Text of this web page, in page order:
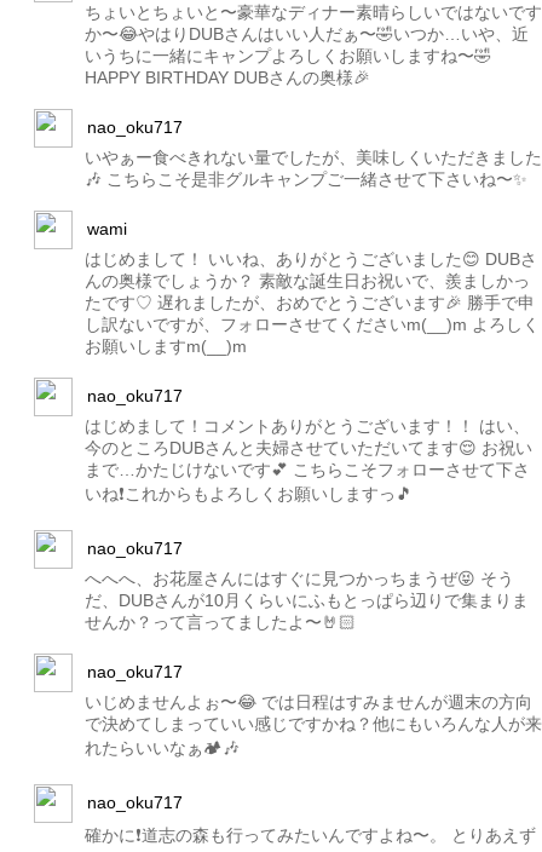
ちょいとちょいと〜豪華なディナー素晴らしいではないです
か〜😂やはりDUBさんはいい人だぁ〜🤣いつか…いや、近
いうちに一緒にキャンプよろしくお願いしますね〜🤣
HAPPY BIRTHDAY DUBさんの奥様🎉
nao_oku717
いやぁー食べきれない量でしたが、美味しくいただきました
🎶 こちらこそ是非グルキャンプご一緒させて下さいね〜✨
wami
はじめまして！ いいね、ありがとうございました😊 DUBさ
んの奥様でしょうか？ 素敵な誕生日お祝いで、羨ましかっ
たです♡ 遅れましたが、おめでとうございます🎉 勝手で申
し訳ないですが、フォローさせてくださいm(__)m よろしく
お願いしますm(__)m
nao_oku717
はじめまして！コメントありがとうございます！！ はい、
今のところDUBさんと夫婦させていただいてます😌 お祝い
まで…かたじけないです💕 こちらこそフォローさせて下さ
いね❗️これからもよろしくお願いしますっ🎵
nao_oku717
へへへ、お花屋さんにはすぐに見つかっちまうぜ😝 そう
だ、DUBさんが10月くらいにふもとっぱら辺りで集まりま
せんか？って言ってましたよ〜🤘🏻
nao_oku717
いじめませんよぉ〜😂 では日程はすみませんが週末の方向
で決めてしまっていい感じですかね？他にもいろんな人が来
れたらいいなぁ🏕🎶
nao_oku717
確かに❗️道志の森も行ってみたいんですよね〜。 とりあえず